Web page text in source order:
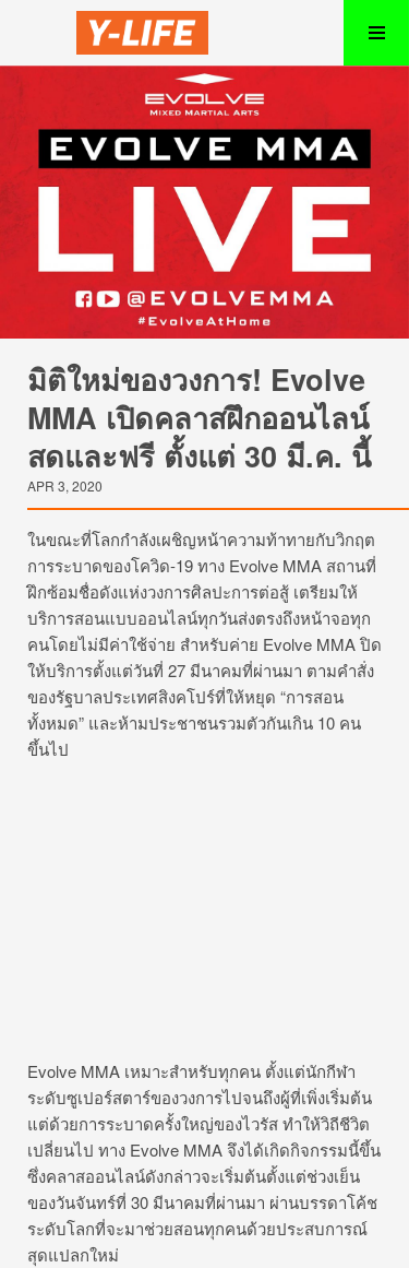
มิติใหม่ของวงการ! Evolve
MMA เปิดคลาสฝึกออนไลน์
สดและฟรี ตั้งแต่ 30 มี.ค. นี้
APR 3, 2020
ในขณะที่โลกกำลังเผชิญหน้าความท้าทายกับวิกฤต
การระบาดของโควิด-19 ทาง Evolve MMA สถานที่
ฝึกซ้อมชื่อดังแห่งวงการศิลปะการต่อสู้ เตรียมให้
บริการสอนแบบออนไลน์ทุกวันส่งตรงถึงหน้าจอทุก
คนโดยไม่มีค่าใช้จ่าย สำหรับค่าย Evolve MMA ปิด
ให้บริการตั้งแต่วันที่ 27 มีนาคมที่ผ่านมา ตามคำสั่ง
ของรัฐบาลประเทศสิงคโปร์ที่ให้หยุด “การสอน
ทั้งหมด” และห้ามประชาชนรวมตัวกันเกิน 10 คน
ขึ้นไป
Evolve MMA เหมาะสำหรับทุกคน ตั้งแต่นักกีฬา
ระดับซูเปอร์สตาร์ของวงการไปจนถึงผู้ที่เพิ่งเริ่มต้น
แต่ด้วยการระบาดครั้งใหญ่ของไวรัส ทำให้วิถีชีวิต
เปลี่ยนไป ทาง Evolve MMA จึงได้เกิดกิจกรรมนี้ขึ้น
ซึ่งคลาสออนไลน์ดังกล่าวจะเริ่มต้นตั้งแต่ช่วงเย็น
ของวันจันทร์ที่ 30 มีนาคมที่ผ่านมา ผ่านบรรดาโค้ช
ระดับโลกที่จะมาช่วยสอนทุกคนด้วยประสบการณ์
สุดแปลกใหม่